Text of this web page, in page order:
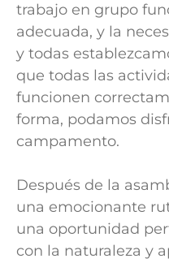
trabajo en grupo
adecuada, y la
y todas
que todas las
funcionen
forma, podamos
campamento.
Después de la
una emocionante
una oportunidad
con la naturaleza y